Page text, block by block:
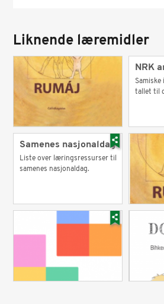
Liknende læremidler
NRK
tallet til
Samenes nasjonaldag
Liste over læringsressurser til
samenes nasjonaldag.